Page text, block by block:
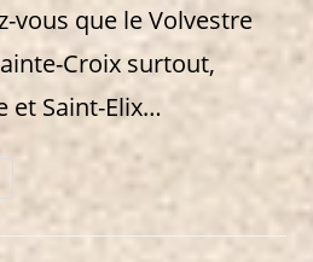
vous que le Volvestre
Croix surtout,
et Saint-Elix…